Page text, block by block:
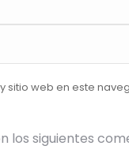
sitio web en este
los siguientes